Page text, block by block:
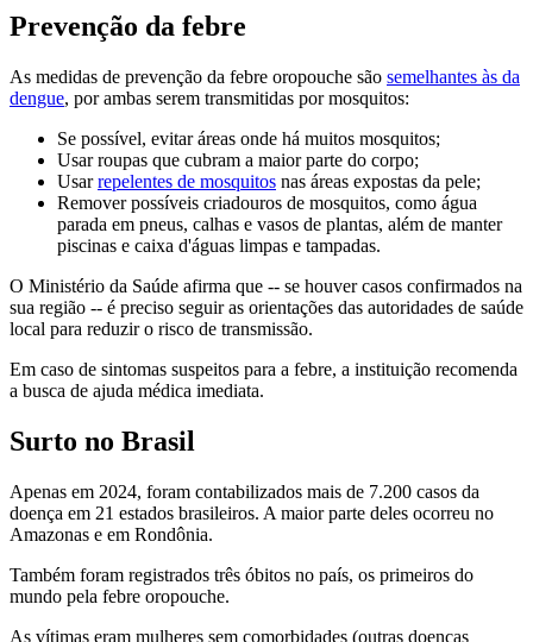
Prevenção da febre
As medidas de prevenção da febre oropouche são semelhantes às da
dengue, por ambas serem transmitidas por mosquitos:
Se possível, evitar áreas onde há muitos mosquitos;
Usar roupas que cubram a maior parte do corpo;
Usarrepelentes de mosquitos nas áreas expostas da pele;
Remover possíveis criadouros de mosquitos, como água
parada em pneus, calhas e vasos de plantas, além de manter
piscinas e caixa d'águas limpas e tampadas.
O Ministério da Saúde afirma que -- se houver casos confirmados na
sua região -- é preciso seguir as orientações das autoridades de saúde
local para reduzir o risco de transmissão.
Em caso de sintomas suspeitos para a febre, a instituição recomenda
a busca de ajuda médica imediata.
Surto no Brasil
Apenas em 2024, foram contabilizados mais de 7.200 casos da
doença em 21 estados brasileiros. A maior parte deles ocorreu no
Amazonas e em Rondônia.
Também foram registrados três óbitos no país, os primeiros do
mundo pela febre oropouche.
As vítimas eram mulheres sem comorbidades (outras doenças